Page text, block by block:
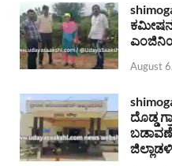
August
ದೊಡ್ಡ